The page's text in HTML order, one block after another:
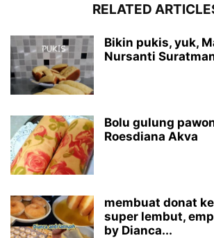
RELATED
Bikin pukis, yuk,
Nursanti
Bolu gulung
Roesdiana Akva
membuat donat
super lembut,
by Dianca...